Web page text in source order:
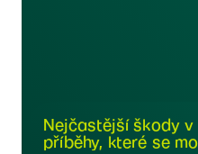
Nejčastější škody
příběhy, které se